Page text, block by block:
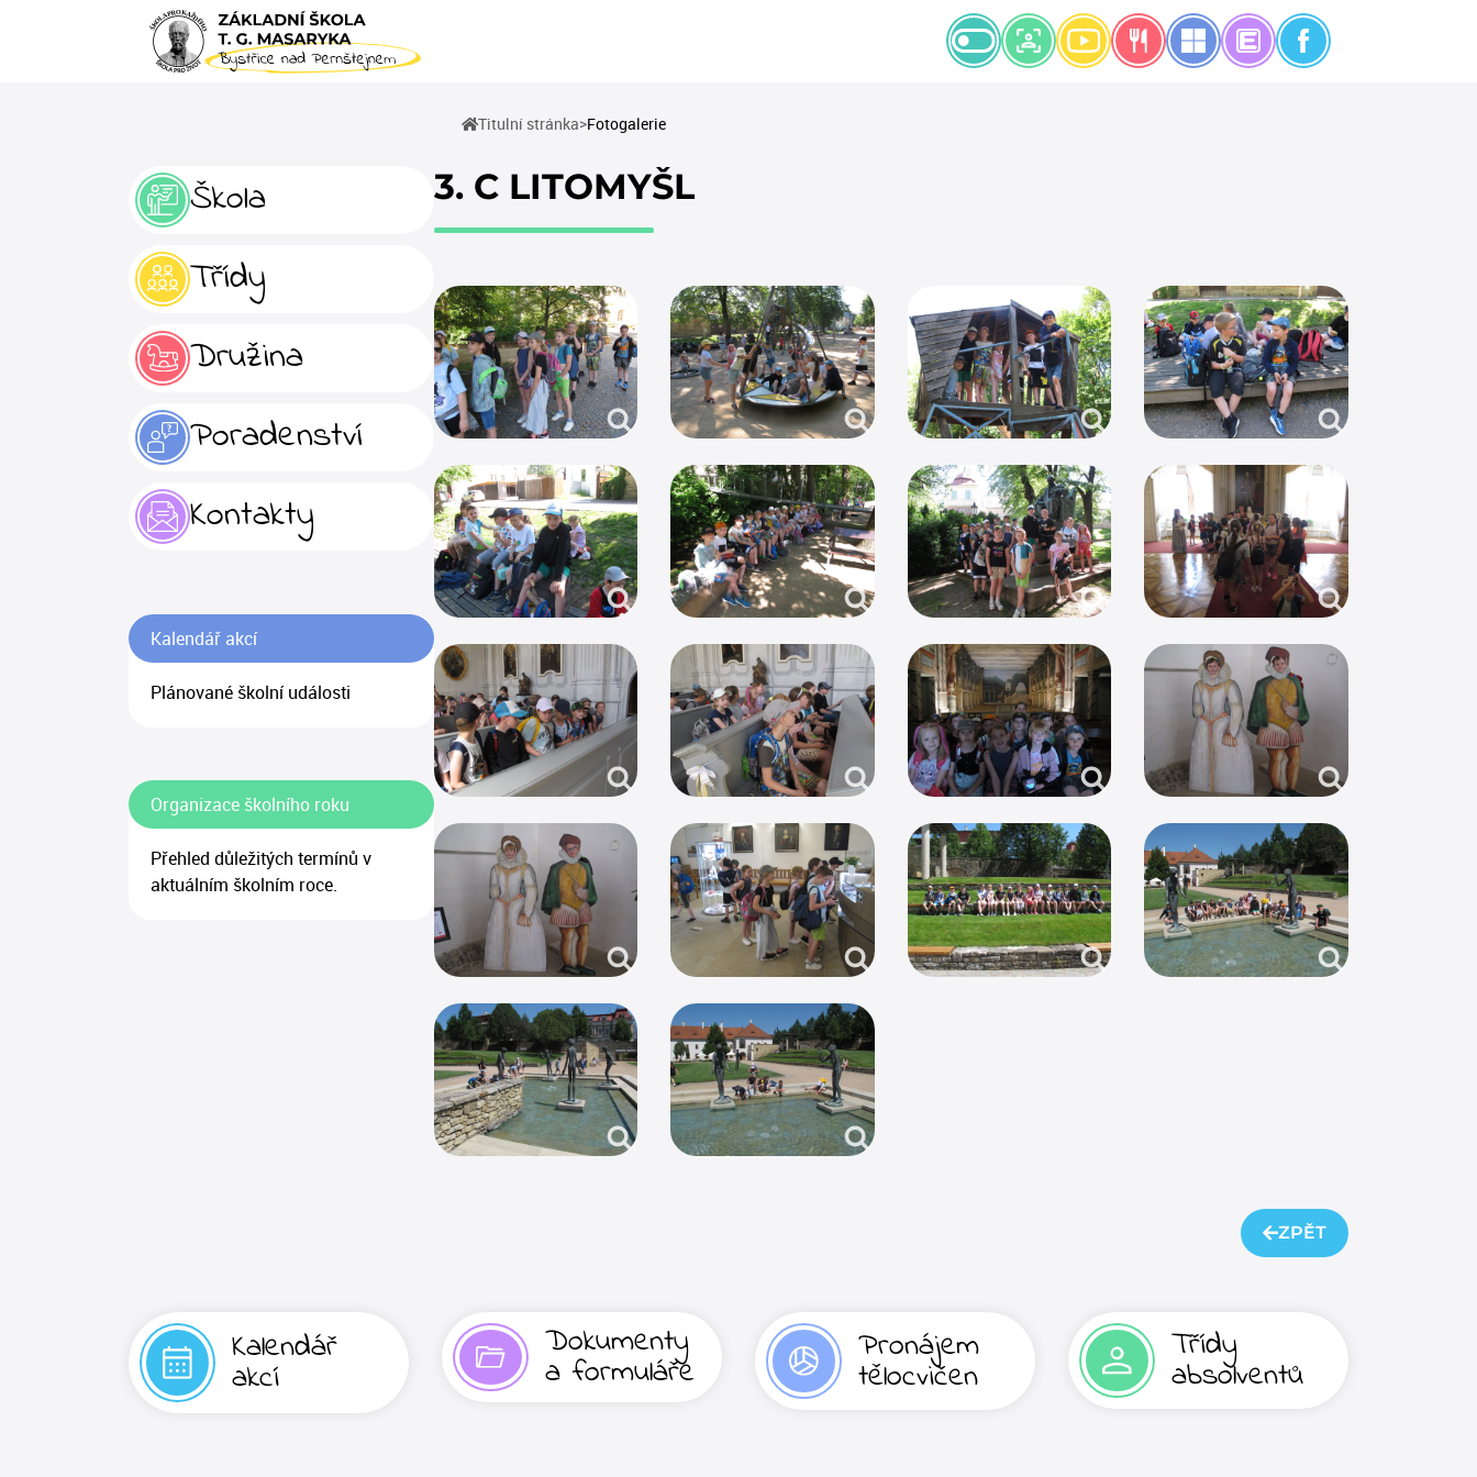
Titulní stránka(current)
Fotogalerie
Škola
Třídy
Družina
Poradenství
Kontakty
Kalendář akcí
Plánované školní události
Organizace školního roku
Přehled důležitých termínů v
aktuálním školním roce.
3. C LITOMYŠL
ZPĚT
Kalendář
akcí
Dokumenty
a formuláře
Pronájem
tělocvičen
Třídy
absolventů